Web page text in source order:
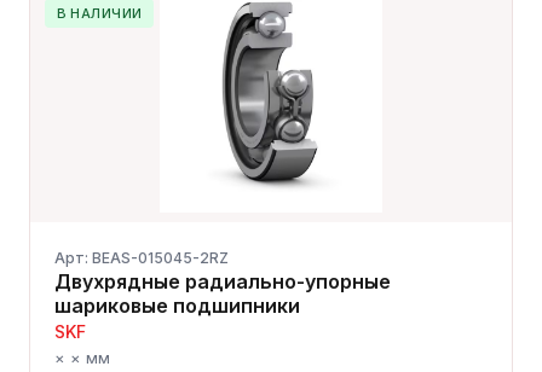
В НАЛИЧИИ
Арт: BEAS-015045-2RZ
Двухрядные радиально-упорные
шариковые подшипники
SKF
× × мм